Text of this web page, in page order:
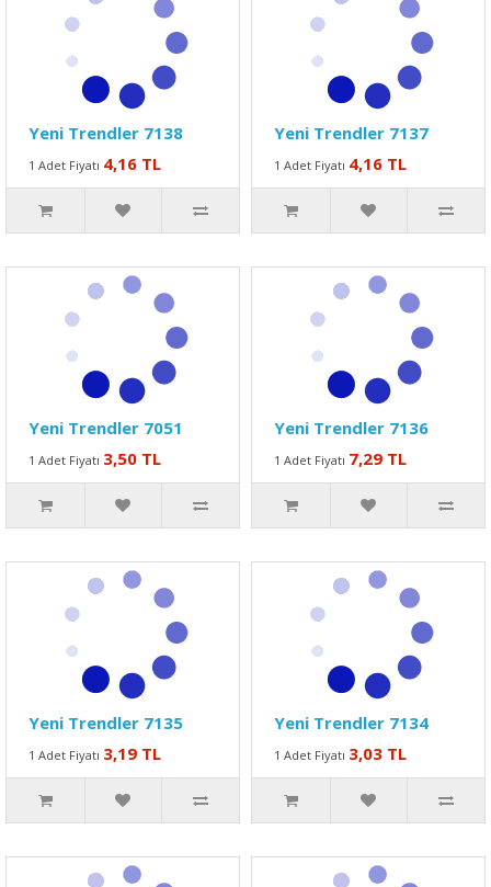
Yeni Trendler 7138
1 Adet Fiyatı 4,16 TL
Yeni Trendler 7137
1 Adet Fiyatı 4,16 TL
Yeni Trendler 7051
1 Adet Fiyatı 3,50 TL
Yeni Trendler 7136
1 Adet Fiyatı 7,29 TL
Yeni Trendler 7135
1 Adet Fiyatı 3,19 TL
Yeni Trendler 7134
1 Adet Fiyatı 3,03 TL